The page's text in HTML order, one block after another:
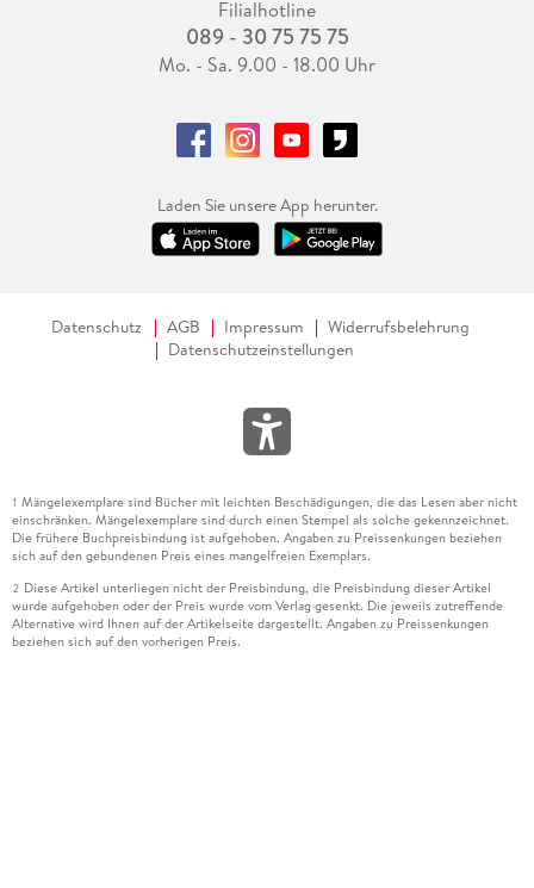
Filialhotline
089 - 30 75 75 75
Mo. - Sa. 9.00 - 18.00 Uhr
Laden Sie unsere App herunter.
Datenschutz AGB Impressum
Widerrufsbelehrung
Datenschutzeinstellungen
1 Mängelexemplare sind Bücher mit leichten Beschädigungen, die das Lesen aber nicht
einschränken. Mängelexemplare sind durch einen Stempel als solche gekennzeichnet.
Die frühere Buchpreisbindung ist aufgehoben. Angaben zu Preissenkungen beziehen
sich auf den gebundenen Preis eines mangelfreien Exemplars.
2 Diese Artikel unterliegen nicht der Preisbindung, die Preisbindung dieser Artikel
wurde aufgehoben oder der Preis wurde vom Verlag gesenkt. Die jeweils zutreffende
Alternative wird Ihnen auf der Artikelseite dargestellt. Angaben zu Preissenkungen
beziehen sich auf den vorherigen Preis.